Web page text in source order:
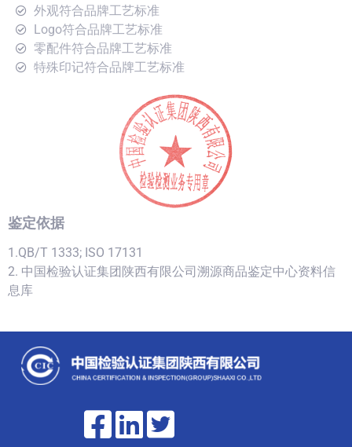
外观符合品牌工艺标准
Logo符合品牌工艺标准
零配件符合品牌工艺标准
特殊印记符合品牌工艺标准
鉴定依据
1.QB/T 1333; ISO 17131
2. 中国检验认证集团陕西有限公司溯源商品鉴定中心资料信
息库